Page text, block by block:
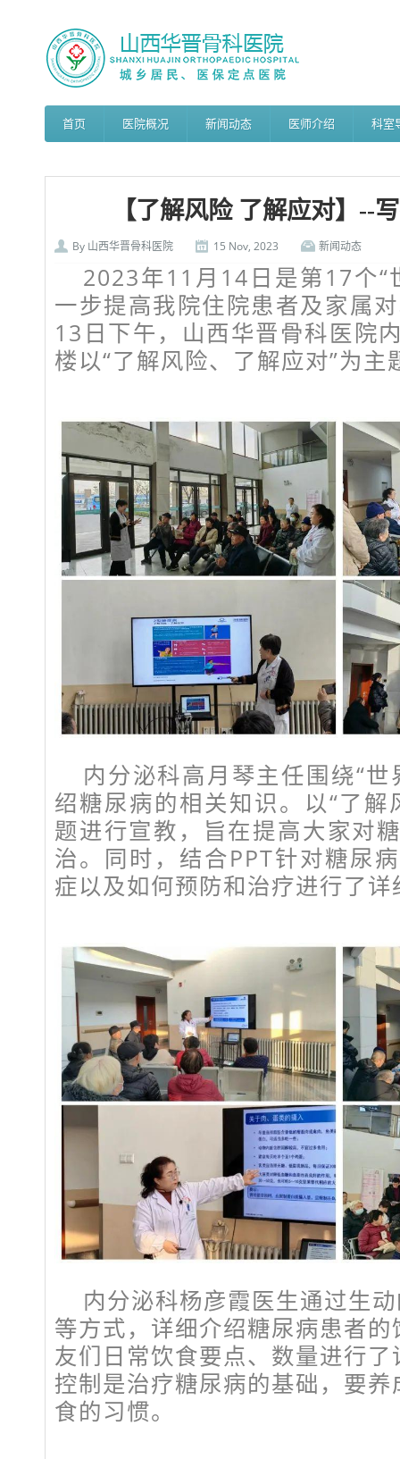
首页 医院概况 新闻动态 医师介绍 科室
【了解风险 了解应对】--
By 山西华晋骨科医院 15 Nov, 2023 新闻动态
2023年11月14日是第17个“
一步提高我院住院患者及家属
13日下午，山西华晋骨科医院
楼以“了解风险、了解应对”为
内分泌科高月琴主任围绕“
绍糖尿病的相关知识。以“了
题进行宣教，旨在提高大家对
治。同时，结合PPT针对糖尿
症以及如何预防和治疗进行了
内分泌科杨彦霞医生通过生
等方式，详细介绍糖尿病患者
友们日常饮食要点、数量进行
控制是治疗糖尿病的基础，要
食的习惯。